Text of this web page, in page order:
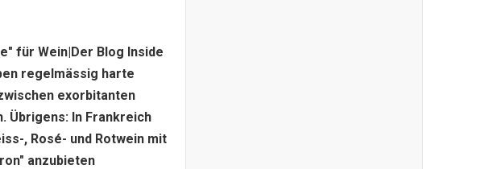
für Wein|Der Blog Inside
regelmässig harte
exorbitanten
Übrigens: In Frankreich
, Rosé- und Rotwein mit
anzubieten